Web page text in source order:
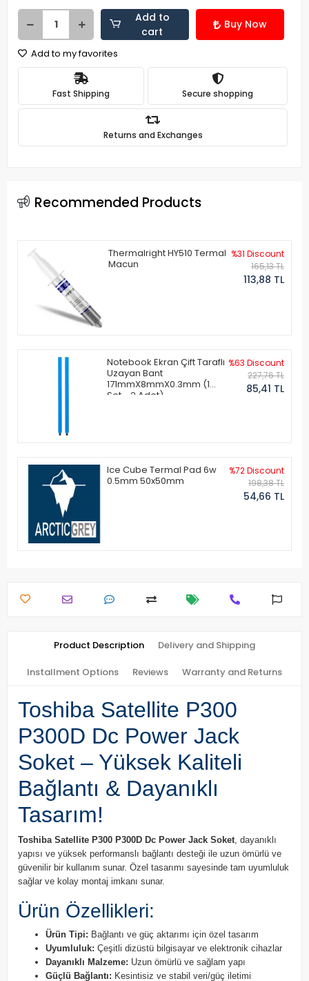
Add to
cart
Buy Now
Add to my favorites
Fast Shipping Secure shopping
Returns and Exchanges
Recommended Products
Thermalright HY510 Termal
Macun
%31 Discount
165,13 TL
113,88 TL
Notebook Ekran Çift Taraflı
Uzayan Bant
171mmX8mmX0.3mm (1
Set - 2 Adet)
%63 Discount
227,76 TL
85,41 TL
Ice Cube Termal Pad 6w
0.5mm 50x50mm
%72 Discount
198,38 TL
54,66 TL
Product Description Delivery and Shipping
Installment Options Reviews Warranty and Returns
Toshiba Satellite P300
P300D Dc Power Jack
Soket – Yüksek Kaliteli
Bağlantı & Dayanıklı
Tasarım!
Toshiba Satellite P300 P300D Dc Power Jack Soket, dayanıklı
yapısı ve yüksek performanslı bağlantı desteği ile uzun ömürlü ve
güvenilir bir kullanım sunar. Özel tasarımı sayesinde tam uyumluluk
sağlar ve kolay montaj imkanı sunar.
Ürün Özellikleri:
Ürün Tipi: Bağlantı ve güç aktarımı için özel tasarım
Uyumluluk: Çeşitli dizüstü bilgisayar ve elektronik cihazlar
Dayanıklı Malzeme: Uzun ömürlü ve sağlam yapı
Güçlü Bağlantı: Kesintisiz ve stabil veri/güç iletimi